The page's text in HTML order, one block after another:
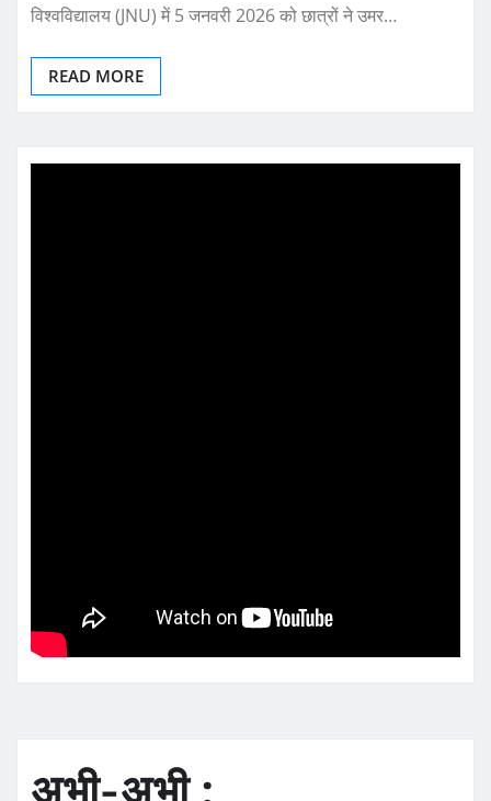
विश्वविद्यालय (JNU) में 5 जनवरी 2026 को छात्रों ने उमर…
READ MORE
अभी-अभी :